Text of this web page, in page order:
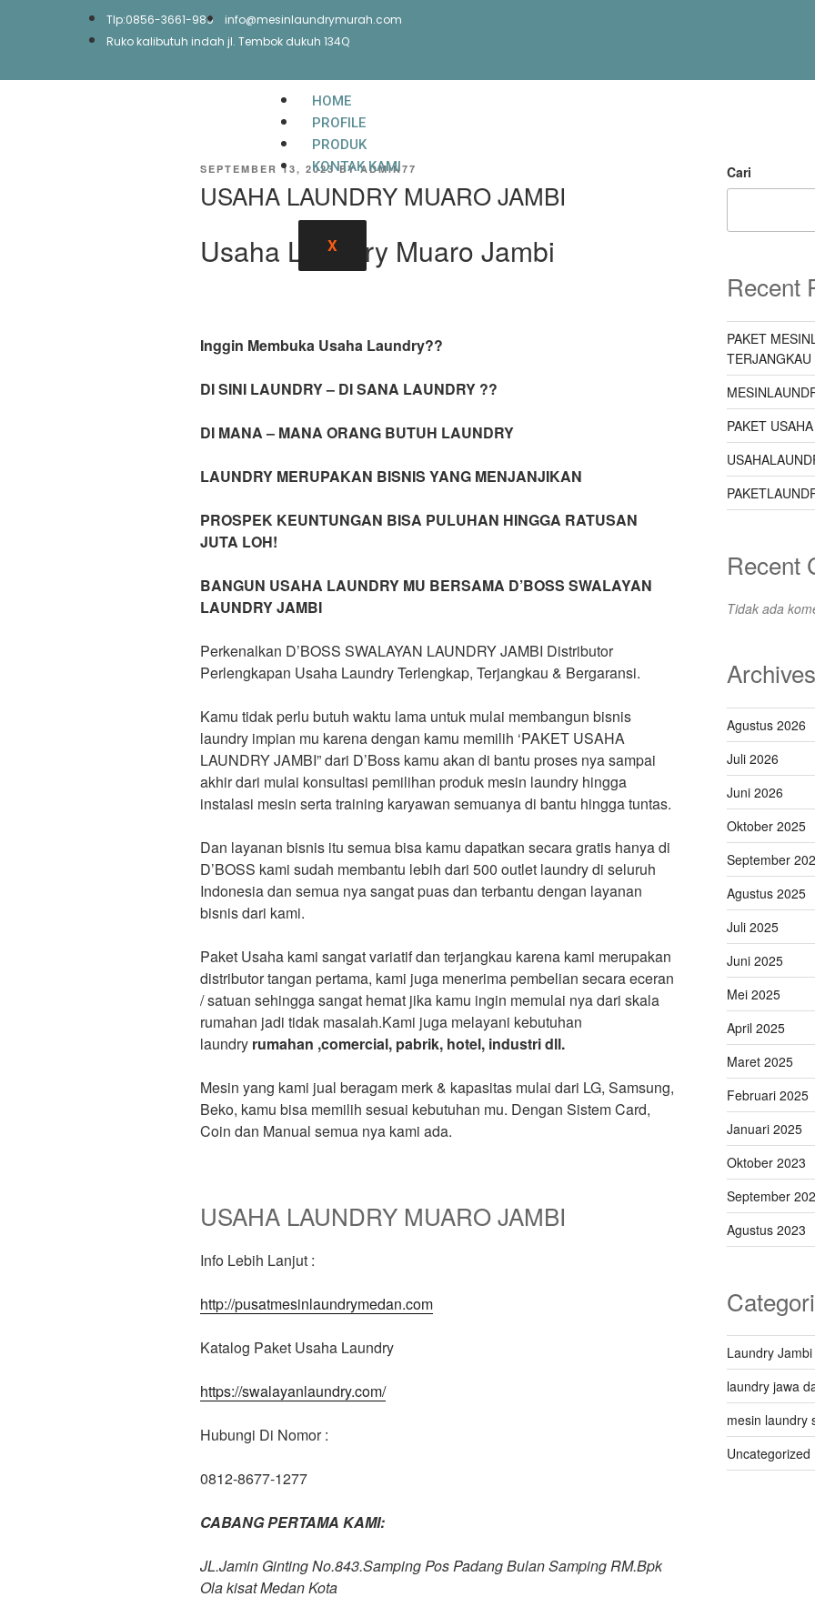
Tlp:0856-3661-989
info@mesinlaundrymurah.com
Ruko kalibutuh indah jl. Tembok dukuh 134Q
HOME
PROFILE
PRODUK
KONTAK KAMI
X
SEPTEMBER 13, 2023BYADMIN77
USAHA LAUNDRY MUARO JAMBI
Usaha Laundry Muaro Jambi
Inggin Membuka Usaha Laundry??
DI SINI LAUNDRY – DI SANA LAUNDRY ??
DI MANA – MANA ORANG BUTUH LAUNDRY
LAUNDRY MERUPAKAN BISNIS YANG MENJANJIKAN
PROSPEK KEUNTUNGAN BISA PULUHAN HINGGA RATUSAN
JUTA LOH!
BANGUN USAHA LAUNDRY MU BERSAMA D’BOSS SWALAYAN
LAUNDRY JAMBI
Perkenalkan D’BOSS SWALAYAN LAUNDRY JAMBI Distributor
Perlengkapan Usaha Laundry Terlengkap, Terjangkau & Bergaransi.
Kamu tidak perlu butuh waktu lama untuk mulai membangun bisnis
laundry impian mu karena dengan kamu memilih ‘PAKET USAHA
LAUNDRY JAMBI” dari D’Boss kamu akan di bantu proses nya sampai
akhir dari mulai konsultasi pemilihan produk mesin laundry hingga
instalasi mesin serta training karyawan semuanya di bantu hingga tuntas.
Dan layanan bisnis itu semua bisa kamu dapatkan secara gratis hanya di
D’BOSS kami sudah membantu lebih dari 500 outlet laundry di seluruh
Indonesia dan semua nya sangat puas dan terbantu dengan layanan
bisnis dari kami.
Paket Usaha kami sangat variatif dan terjangkau karena kami merupakan
distributor tangan pertama, kami juga menerima pembelian secara eceran
/ satuan sehingga sangat hemat jika kamu ingin memulai nya dari skala
rumahan jadi tidak masalah.Kami juga melayani kebutuhan
laundry rumahan ,comercial, pabrik, hotel, industri dll.
Mesin yang kami jual beragam merk & kapasitas mulai dari LG, Samsung,
Beko, kamu bisa memilih sesuai kebutuhan mu. Dengan Sistem Card,
Coin dan Manual semua nya kami ada.
USAHA LAUNDRY MUARO JAMBI
Info Lebih Lanjut :
http://pusatmesinlaundrymedan.com
Katalog Paket Usaha Laundry
https://swalayanlaundry.com/
Hubungi Di Nomor :
0812-8677-1277
CABANG PERTAMA KAMI:
JL.Jamin Ginting No.843.Samping Pos Padang Bulan Samping RM.Bpk
Ola kisat Medan Kota
Cari
Recent
PAKET
TERJANGKAU
PAKET
Recent
Tidak ada
Archives
Agustus 2026
Juli 2026
Juni 2026
Oktober 2025
September
Agustus 2025
Juli 2025
Juni 2025
Mei 2025
April 2025
Maret 2025
Februari 2025
Januari 2025
Oktober 2023
September
Agustus 2023
Laundry Jambi
laundry jawa
mesin laundry
Uncategorized